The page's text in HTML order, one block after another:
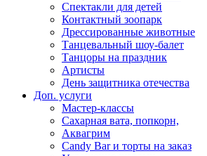
Спектакли для детей
Контактный зоопарк
Дрессированные животные
Танцевальный шоу-балет
Танцоры на праздник
Артисты
День защитника отечества
Доп. услуги
Мастер-классы
Сахарная вата, попкорн,
Аквагрим
Candy Bar и торты на заказ